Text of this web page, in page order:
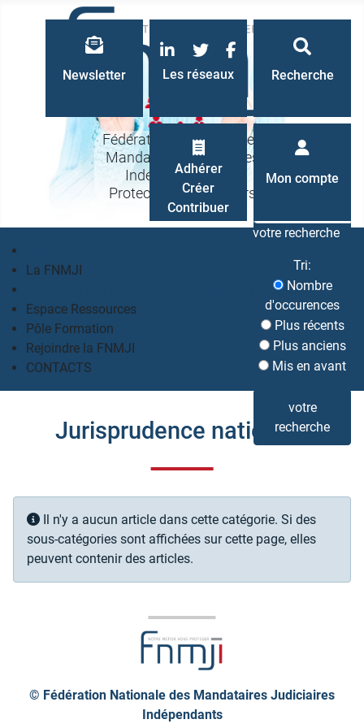
Fédération Nationale des
Mandataires Judiciaires
Indépendants à la
Protection des Majeurs
La FNMJI
Un métier, des valeurs, une philosophie partagés
Espace Ressources
Pôle Formation
Rejoindre la FNMJI
CONTACTS
Recherche
Recherche
votre recherche
Tri:
Nombre
d'occurences
Plus récents
Plus anciens
Mis en avant
votre
recherche
Les réseaux
LinkedInTwitterFacebook
Newsletter
Mon compte
Adhérer
Créer
Contribuer
Jurisprudence nationale
Info
Il n'y a aucun article dans cette catégorie. Si des
sous-catégories sont affichées sur cette page, elles
peuvent contenir des articles.
© Fédération Nationale des Mandataires Judiciaires
Indépendants